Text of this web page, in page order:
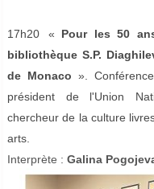
17h20 « Pour les 50
bibliothèque S.P.
de Monaco ».
président de l'Union
chercheur de la culture
arts.
Interprète : Galina